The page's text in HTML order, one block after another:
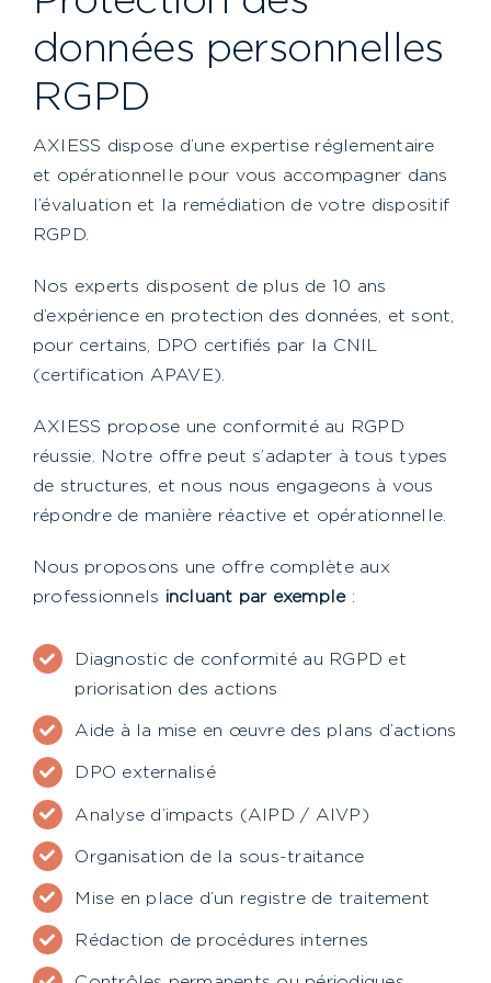
données personnelles
RGPD
AXIESS dispose d’une expertise réglementaire
et opérationnelle pour vous accompagner dans
l’évaluation et la remédiation de votre dispositif
RGPD.
Nos experts disposent de plus de 10 ans
d’expérience en protection des données, et sont,
pour certains, DPO certifiés par la CNIL
(certification APAVE).
AXIESS propose une conformité au RGPD
réussie. Notre offre peut s’adapter à tous types
de structures, et nous nous engageons à vous
répondre de manière réactive et opérationnelle.
Nous proposons une offre complète aux
professionnels incluant par exemple:
Diagnostic de conformité au RGPD et
priorisation des actions
Aide à la mise en œuvre des plans d’actions
DPO externalisé
Analyse d’impacts (AIPD / AIVP)
Organisation de la sous-traitance
Mise en place d’un registre de traitement
Rédaction de procédures internes